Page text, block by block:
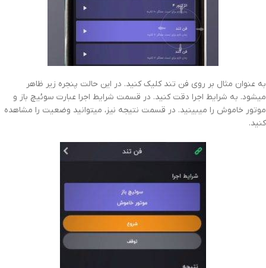
به عنوان مثال بر روی فن تند کلیک کنید. در این حالت پنجره زیر ظاهر
میشود. به شرایط اجرا دقت کنید. در قسمت شرایط اجرا عبارت سوئیچ باز و
موتور خاموش را میبینید. در قسمت نتیجه نیز، میتوانید وضعیت را مشاهده
کنید.